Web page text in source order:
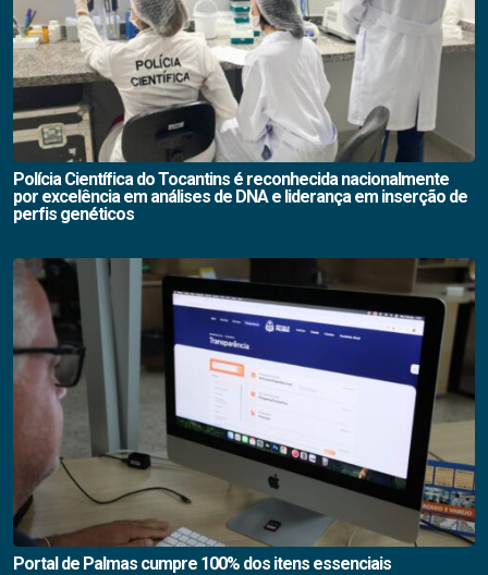
Polícia Científica do Tocantins é reconhecida nacionalmente
por excelência em análises de DNA e liderança em inserção de
perfis genéticos
Portal de Palmas cumpre 100% dos itens essenciais